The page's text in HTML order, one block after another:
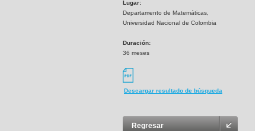
Lugar:
Departamento de Matemáticas,
Universidad Nacional de Colombia
Duración:
36 meses
Descargar resultado de búsqueda
Regresar